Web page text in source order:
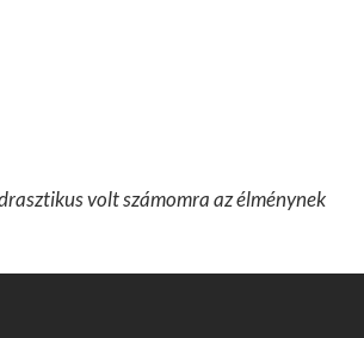
volt számomra az élménynek